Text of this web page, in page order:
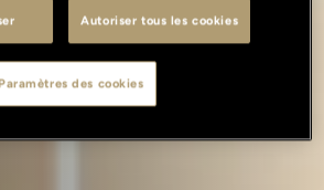
Autoriser tous les cookies
Paramètres des cookies